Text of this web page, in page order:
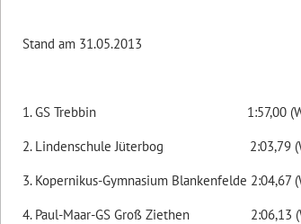
Stand am 31.05.2013
1. GS Trebbin 1:57,00
2. Lindenschule Jüterbog 2:03,79
3. Kopernikus-Gymnasium Blankenfelde 2:04,67
4. Paul-Maar-GS Groß Ziethen 2:06,13